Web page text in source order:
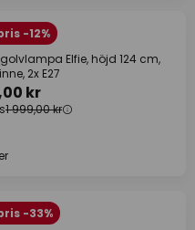
-12%
Elfie, höjd 124 cm,
2x E27
kr
1 999,00 kr
-33%